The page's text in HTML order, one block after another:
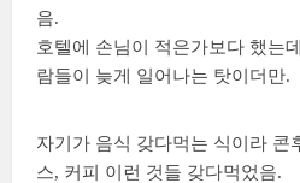
음.
호텔에 손님이 적은가보다 했는
람들이 늦게 일어나는 탓이더만.
자기가 음식 갖다먹는 식이라 콘
스, 커피 이런 것들 갖다먹었음.